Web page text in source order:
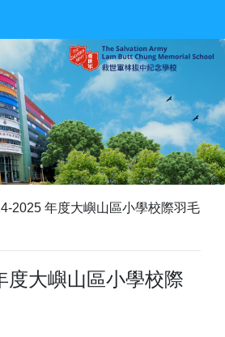
2025 年度大嶼山區小學校際羽毛
度大嶼山區小學校際